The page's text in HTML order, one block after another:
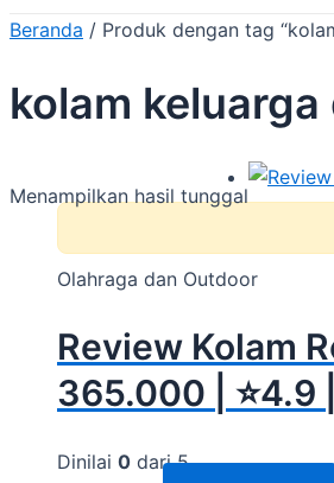
Beranda / Produk dengan tag
kolam keluarga
Menampilkan hasil tunggal
Olahraga dan Outdoor
Review Kolam
365.000 | ⭐4.9
Dinilai 0 dari 5